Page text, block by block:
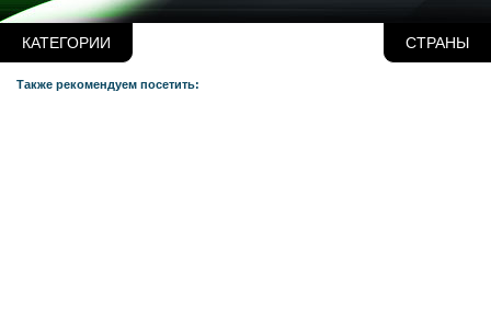
КАТЕГОРИИ СТРАНЫ
Также рекомендуем посетить: